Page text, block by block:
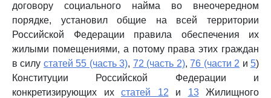
договору социального найма во внеочередном
порядке, установил общие на всей территории
Российской Федерации правила обеспечения их
жилыми помещениями, а потому права этих граждан
в силу статей 55 (часть 3), 72 (часть 2),76 (части 2 и 5)
Конституции Российской Федерации и
конкретизирующих их статей 12 и 13Жилищного